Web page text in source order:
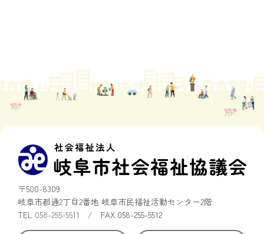
〒500-8309
岐阜市都通2丁目2番地 岐阜市民福祉活動センター2階
TEL 058-255-5511 / FAX 058-255-5512